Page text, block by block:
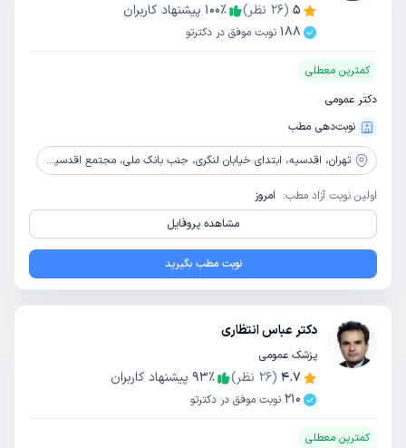
5
(
26 نظر) 100٪
پیشنهاد کاربران
188 نوبت موفق در دکترتو
کمترین معطلی
دکتر عمومی
نوبت‌دهی مطب
تهران، اقدسیه، ابتدای خیابان لنگری، جنب بانک ملی، مجتمع اقدسیه، پلاک 48، طبقه سه، واحد سه
اولین نوبت آزاد مطب: امروز
مشاهده پروفایل
نوبت مطب بگیرید
دکتر عباس انتظاری
پزشک عمومی
4.7
(
26 نظر) 93٪
پیشنهاد کاربران
210 نوبت موفق در دکترتو
کمترین معطلی